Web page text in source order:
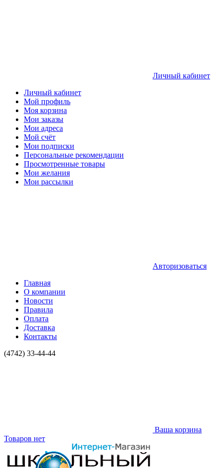
Личный кабинет
Личный кабинет
Мой профиль
Моя корзина
Мои заказы
Мои адреса
Мой счёт
Мои подписки
Персональные рекомендации
Просмотренные товары
Мои желания
Мои рассылки
Авторизоваться
Главная
О компании
Новости
Правила
Оплата
Доставка
Контакты
(4742) 33-44-44
Ваша корзина
Товаров нет